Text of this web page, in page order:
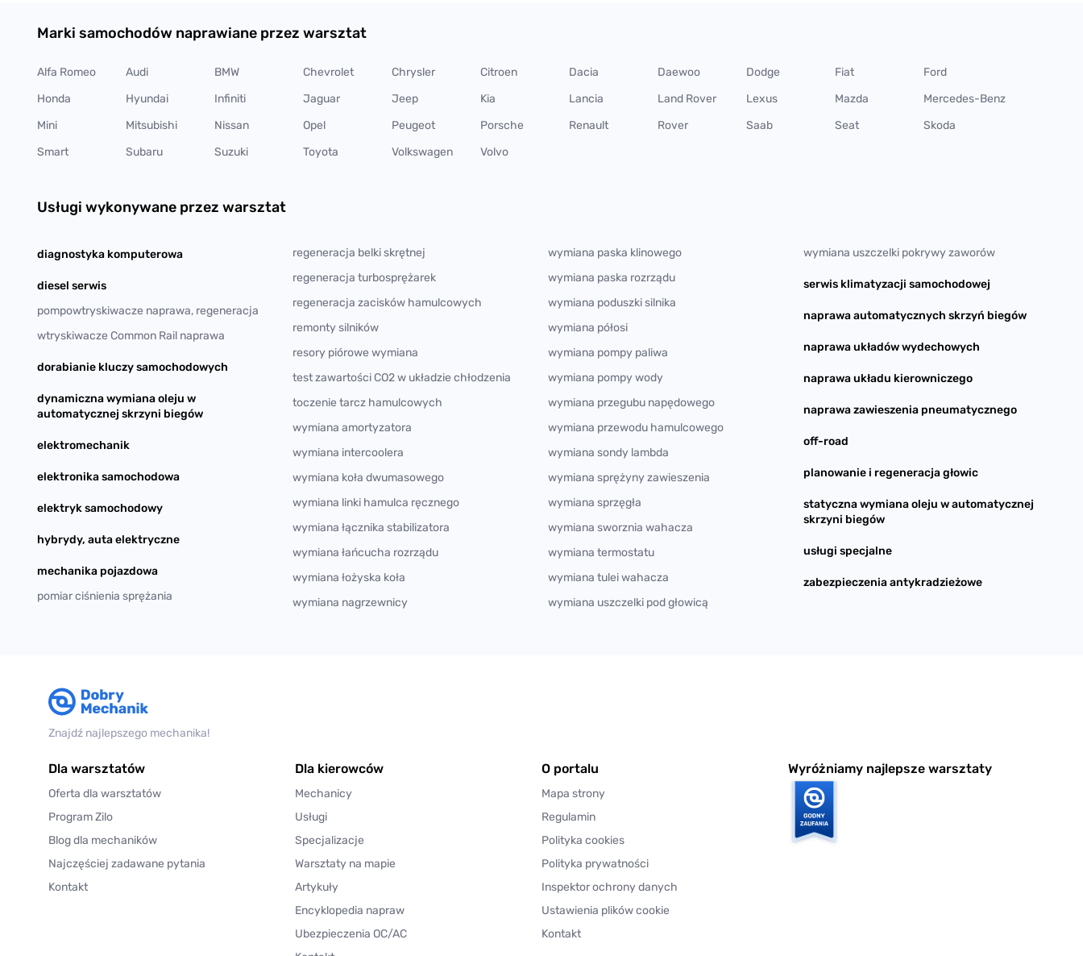
Marki samochodów naprawiane przez warsztat
Alfa Romeo Audi BMW Chevrolet Chrysler Citroen Dacia Daewoo Dodge Fiat
Ford
Honda
Hyundai Infiniti Jaguar Jeep Kia Lancia Land Rover Lexus Mazda
Mercedes-Benz
Mini
Mitsubishi Nissan Opel Peugeot Porsche Renault Rover Saab Seat
Skoda
Smart
Subaru Suzuki Toyota Volkswagen Volvo
Usługi wykonywane przez warsztat
diagnostyka komputerowa
diesel serwis
pompowtryskiwacze naprawa, regeneracja
wtryskiwacze Common Rail naprawa
dorabianie kluczy samochodowych
dynamiczna wymiana oleju w
automatycznej skrzyni biegów
elektromechanik
elektronika samochodowa
elektryk samochodowy
hybrydy, auta elektryczne
mechanika pojazdowa
pomiar ciśnienia sprężania
regeneracja belki skrętnej
regeneracja turbosprężarek
regeneracja zacisków hamulcowych
remonty silników
resory piórowe wymiana
test zawartości CO2 w układzie chłodzenia
toczenie tarcz hamulcowych
wymiana amortyzatora
wymiana intercoolera
wymiana koła dwumasowego
wymiana linki hamulca ręcznego
wymiana łącznika stabilizatora
wymiana łańcucha rozrządu
wymiana łożyska koła
wymiana nagrzewnicy
wymiana paska klinowego
wymiana paska rozrządu
wymiana poduszki silnika
wymiana półosi
wymiana pompy paliwa
wymiana pompy wody
wymiana przegubu napędowego
wymiana przewodu hamulcowego
wymiana sondy lambda
wymiana sprężyny zawieszenia
wymiana sprzęgła
wymiana sworznia wahacza
wymiana termostatu
wymiana tulei wahacza
wymiana uszczelki pod głowicą
wymiana uszczelki pokrywy zaworów
serwis klimatyzacji samochodowej
naprawa automatycznych skrzyń biegów
naprawa układów wydechowych
naprawa układu kierowniczego
naprawa zawieszenia pneumatycznego
off-road
planowanie i regeneracja głowic
statyczna wymiana oleju w automatycznej
skrzyni biegów
usługi specjalne
zabezpieczenia antykradzieżowe
Znajdź najlepszego mechanika!
Dla warsztatów
Oferta dla warsztatów
Program Zilo
Blog dla mechaników
Najczęściej zadawane pytania
Kontakt
Dla kierowców
Mechanicy
Usługi
Specjalizacje
Warsztaty na mapie
Artykuły
Encyklopedia napraw
Ubezpieczenia OC/AC
O portalu
Mapa strony
Regulamin
Polityka cookies
Polityka prywatności
Inspektor ochrony danych
Ustawienia plików cookie
Kontakt
Wyróżniamy najlepsze warsztaty